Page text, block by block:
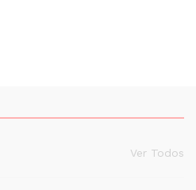
Ver Todos